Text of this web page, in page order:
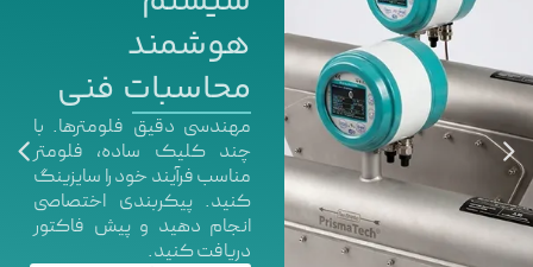
هوشمند
محاسبات فنی
مهندسی دقیق فلومتر‌ها. با
چند کلیک ساده، فلومتر
مناسب فرآیند خود را سایزینگ
کنید. پیکربندی اختصاصی
انجام دهید و پیش فاکتور
دریافت کنید.